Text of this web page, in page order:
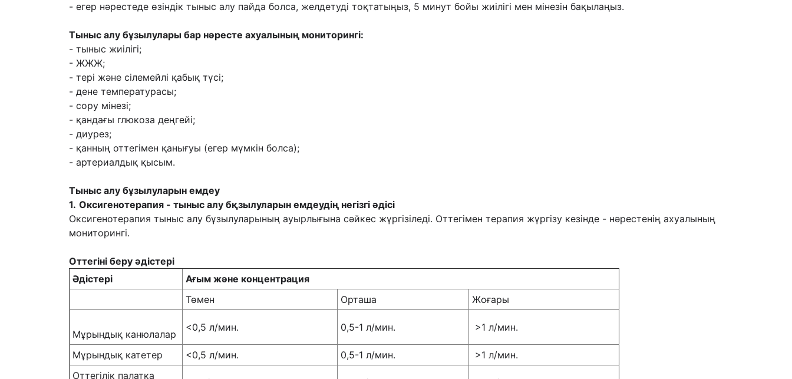
- егер нəрестеде өзіндік тыныс алу пайда болса, желдетуді тоқтатыңыз, 5 минут бойы жиілігі мен мінезін бақылаңыз.
Тыныс алу бұзылулары бар нəресте ахуалының мониторингі:
- тыныс жиілігі;
- ЖЖЖ;
- тері жəне сілемейлі қабық түсі;
- дене температурасы;
- сору мінезі;
- қандағы глюкоза деңгейі;
- диурез;
- қанның оттегімен қанығуы (егер мүмкін болса);
- артериалдық қысым.
Тыныс алу бұзылуларын емдеу
1. Оксигенотерапия - тыныс алу бқзылуларын емдеудің негізгі əдісі
Оксигенотерапия тыныс алу бұзылуларының ауырлығына сəйкес жүргізіледі. Оттегімен терапия жүргізу кезінде - нəрестенің ахуалының
мониторингі.
Оттегіні беру əдістері
Әдістері
Ағым жəне концентрация
Төмен
Орташа Жоғары
Мұрындық канюлалар
<0,5 л/мин. 0,5-1 л/мин. >1 л/мин.
Мұрындық катетер <0,5 л/мин. 0,5-1 л/мин.
>1 л/мин.
Оттегілік палатка